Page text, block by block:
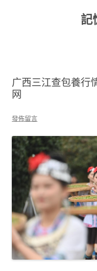
記
广西三江查包養行
网
發佈留言